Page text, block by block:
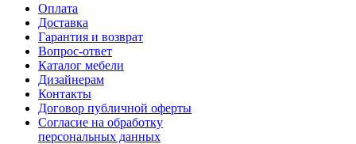
Оплата
Доставка
Гарантия и возврат
Вопрос-ответ
Каталог мебели
Дизайнерам
Контакты
Договор публичной оферты
Согласие на обработку
персональных данных